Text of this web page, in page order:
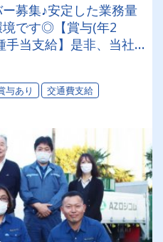
募集♪安定した業務量
境です◎【賞与(年2
手当支給】是非、当社
せんか⁉
与あり
交通費支給